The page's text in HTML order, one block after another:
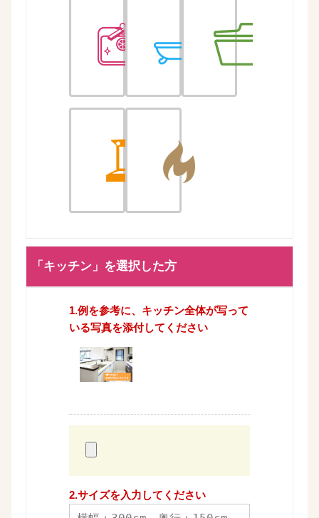
ン
面
化
台
湯
器
「キッチン」を選択した方
1.例を参考に、キッチン全体が写って
いる写真を添付してください
2.サイズを入力してください